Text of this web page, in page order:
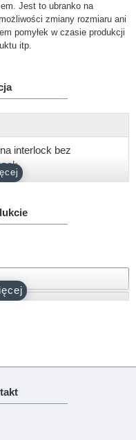
Jest to ubranko na
zmiany rozmiaru ani
pomyłek w czasie produkcji
itp.
interlock bez